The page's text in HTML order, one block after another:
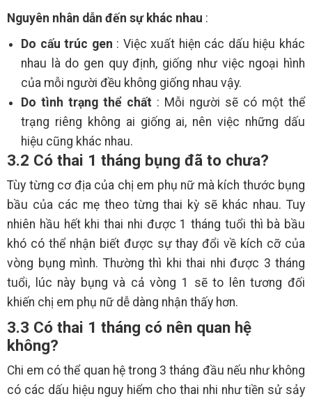
Nguyên nhân dẫn đến sự khác nhau :
Do cấu trúc gen : Việc xuất hiện các dấu hiệu khác
nhau là do gen quy định, giống như việc ngoại hình
của mỗi người đều không giống nhau vậy.
Do tình trạng thể chất : Mỗi người sẽ có một thể
trạng riêng không ai giống ai, nên việc những dấu
hiệu cũng khác nhau.
3.2 Có thai 1 tháng bụng đã to chưa?
Tùy từng cơ địa của chị em phụ nữ mà kích thước bụng
bầu của các mẹ theo từng thai kỳ sẽ khác nhau. Tuy
nhiên hầu hết khi thai nhi được 1 tháng tuổi thì bà bầu
khó có thể nhận biết được sự thay đổi về kích cỡ của
vòng bụng mình. Thường thì khi thai nhi được 3 tháng
tuổi, lúc này bụng và cả vòng 1 sẽ to lên tương đối
khiến chị em phụ nữ dễ dàng nhận thấy hơn.
3.3 Có thai 1 tháng có nên quan hệ
không?
Chi em có thể quan hệ trong 3 tháng đầu nếu như không
có các dấu hiệu nguy hiểm cho thai nhi như tiền sử sảy